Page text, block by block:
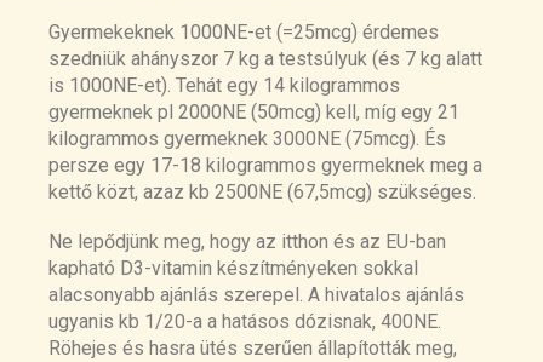
Gyermekeknek 1000NE-et (=25mcg) érdemes
szedniük ahányszor 7 kg a testsúlyuk (és 7 kg alatt
is 1000NE-et). Tehát egy 14 kilogrammos
gyermeknek pl 2000NE (50mcg) kell, míg egy 21
kilogrammos gyermeknek 3000NE (75mcg). És
persze egy 17-18 kilogrammos gyermeknek meg a
kettő közt, azaz kb 2500NE (67,5mcg) szükséges.
Ne lepődjünk meg, hogy az itthon és az EU-ban
kapható D3-vitamin készítményeken sokkal
alacsonyabb ajánlás szerepel. A hivatalos ajánlás
ugyanis kb 1/20-a a hatásos dózisnak, 400NE.
Röhejes és hasra ütés szerűen állapították meg,